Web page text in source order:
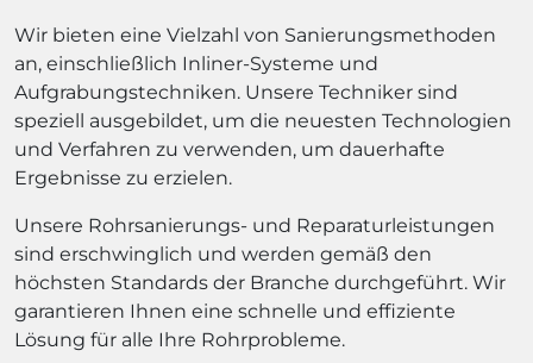
Wir bieten eine Vielzahl von Sanierungsmethoden
an, einschließlich Inliner-Systeme und
Aufgrabungstechniken. Unsere Techniker sind
speziell ausgebildet, um die neuesten Technologien
und Verfahren zu verwenden, um dauerhafte
Ergebnisse zu erzielen.
Unsere Rohrsanierungs- und Reparaturleistungen
sind erschwinglich und werden gemäß den
höchsten Standards der Branche durchgeführt. Wir
garantieren Ihnen eine schnelle und effiziente
Lösung für alle Ihre Rohrprobleme.